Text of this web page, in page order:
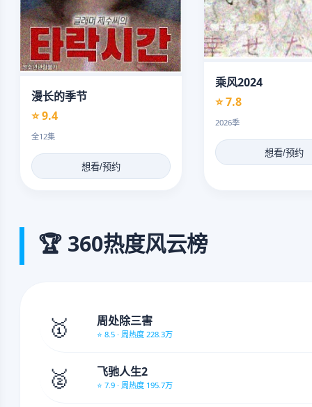
漫长的季节
⭐ 9.4
全12集
想看/预约
乘风2024
⭐ 7.8
2026季
想看/预约
🏆 360热度风云榜
🥇 周处除三害
⭐ 8.5 · 周热度 228.3万
🥈 飞驰人生2
⭐ 7.9 · 周热度 195.7万